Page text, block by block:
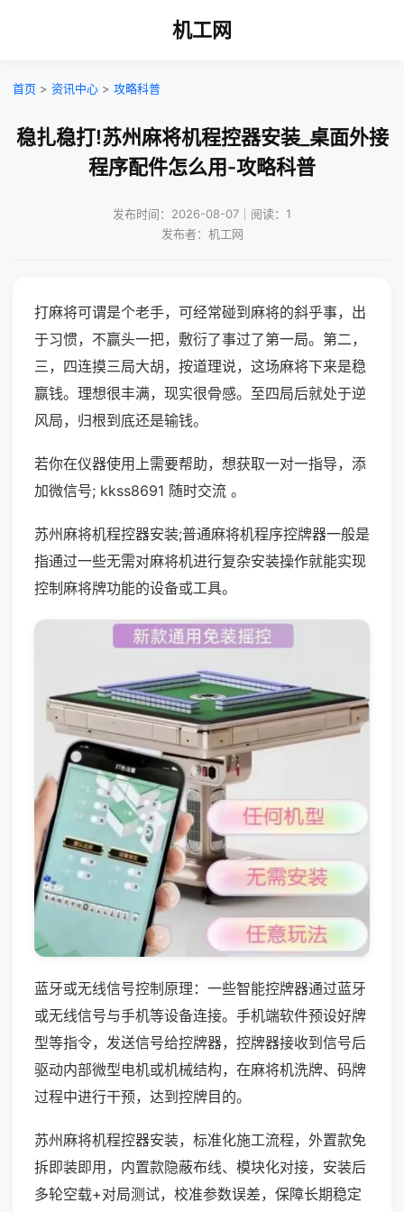
机工网
首页 > 资讯中心 > 攻略科普
稳扎稳打!苏州麻将机程控器安装_桌面外接
程序配件怎么用-攻略科普
发布时间：2026-08-07｜阅读：1
发布者：机工网
打麻将可谓是个老手，可经常碰到麻将的斜乎事，出
于习惯，不赢头一把，敷衍了事过了第一局。第二，
三，四连摸三局大胡，按道理说，这场麻将下来是稳
赢钱。理想很丰满，现实很骨感。至四局后就处于逆
风局，归根到底还是输钱。
若你在仪器使用上需要帮助，想获取一对一指导，添
加微信号; kkss8691 随时交流 。
苏州麻将机程控器安装;普通麻将机程序控牌器一般是
指通过一些无需对麻将机进行复杂安装操作就能实现
控制麻将牌功能的设备或工具。
蓝牙或无线信号控制原理：一些智能控牌器通过蓝牙
或无线信号与手机等设备连接。手机端软件预设好牌
型等指令，发送信号给控牌器，控牌器接收到信号后
驱动内部微型电机或机械结构，在麻将机洗牌、码牌
过程中进行干预，达到控牌目的。
苏州麻将机程控器安装，标准化施工流程，外置款免
拆即装即用，内置款隐蔽布线、模块化对接，安装后
多轮空载+对局测试，校准参数误差，保障长期稳定